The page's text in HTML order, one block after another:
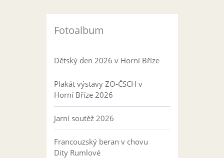
Fotoalbum
Dětský den 2026 v Horní Bříze
Plakát výstavy ZO-ČSCH v
Horní Bříze 2026
Jarní soutěž 2026
Francouzský beran v chovu
Dity Rumlové